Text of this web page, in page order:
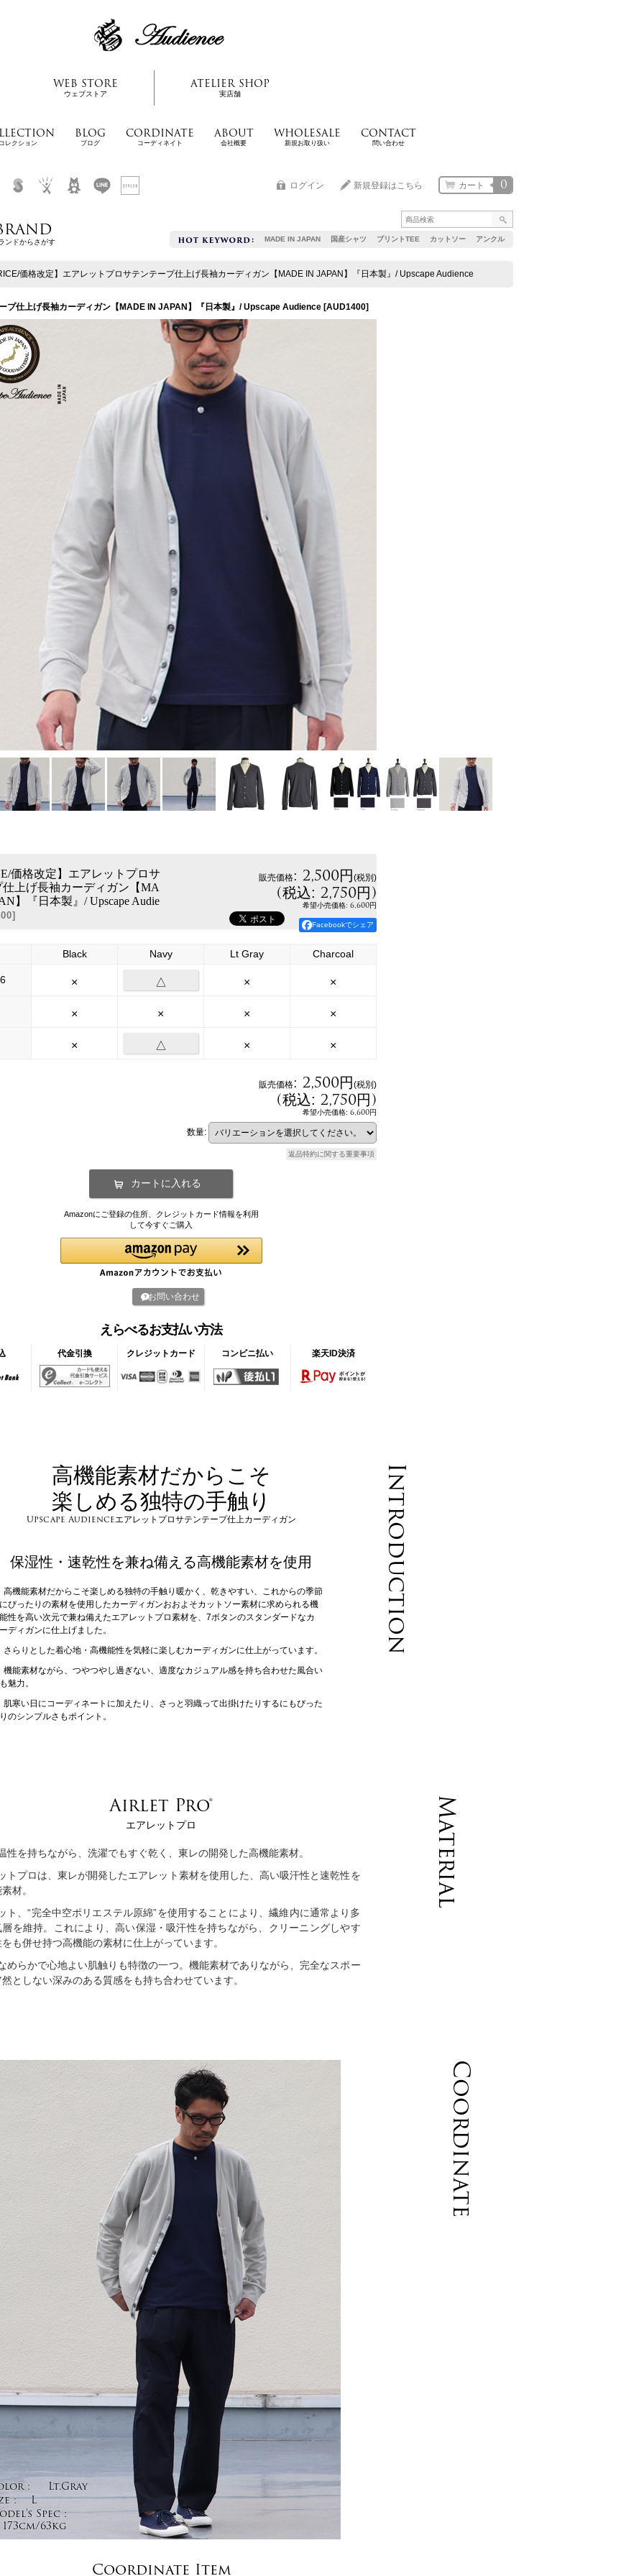
WEB STORE
ウェブストア
ATELIER SHOP
実店舗
レクション
BLOG
ブログ
CORDINATE
コーディネイト
ABOUT
会社概要
WHOLESALE
新規お取り扱い
CONTACT
問い合わせ
MADE IN JAPAN 国産シャツ プリントTEE カットソー アンクル
0
カート
ログイン 新規登録はこちら
ンドからさがす
価格改定】エアレットプロサテンテープ仕上げ長袖カーディガン【MADE IN JAPAN】『日本製』/ Upscape Audience
プ仕上げ長袖カーディガン【MADE IN JAPAN】『日本製』/ Upscape Audience [AUD1400]
価格改定】エアレットプロサ
上げ長袖カーディガン【MA
】『日本製』/ Upscape Audie
]
販売価格: 2,500円(税別)
(税込: 2,750円)
希望小売価格: 6,600円
Facebookでシェア
Black Navy Lt Gray Charcoal
× △ × ×
× × × ×
× △ × ×
販売価格: 2,500円(税別)
(税込: 2,750円)
希望小売価格: 6,600円
数量:
返品特約に関する重要事項
Amazonにご登録の住所、クレジットカード情報を利用
して今すぐご購入
お問い合わせ
えらべるお支払い方法
代金引換 クレジットカード コンビニ払い 楽天ID決済
Introduction
高機能素材だからこそ
楽しめる独特の手触り
Upscape Audienceエアレットプロサテンテープ仕上カーディガン
保湿性・速乾性を兼ね備える高機能素材を使用
高機能素材だからこそ楽しめる独特の手触り暖かく、乾きやすい、これからの季節
にぴったりの素材を使用したカーディガンおおよそカットソー素材に求められる機
能性を高い次元で兼ね備えたエアレットプロ素材を、7ボタンのスタンダードなカ
ーディガンに仕上げました。
さらりとした着心地・高機能性を気軽に楽しむカーディガンに仕上がっています。
機能素材ながら、つやつやし過ぎない、適度なカジュアル感を持ち合わせた風合い
も魅力。
肌寒い日にコーディネートに加えたり、さっと羽織って出掛けたりするにもぴった
りのシンプルさもポイント。
Material
Airlet Pro®
エアレットプロ
性を持ちながら、洗濯でもすぐ乾く、東レの開発した高機能素材。
トプロは、東レが開発したエアレット素材を使用した、高い吸汗性と速乾性を
材。
ト、“完全中空ポリエステル原綿”を使用することにより、繊維内に通常より多
を維持。これにより、高い保湿・吸汗性を持ちながら、クリーニングしやす
も併せ持つ高機能の素材に仕上がっています。
めらかで心地よい肌触りも特徴の一つ。機能素材でありながら、完全なスポー
としない深みのある質感をも持ち合わせています。
Coordinate
:
Lt.Gray
:
L
Spec :
173cm/63kg
Coordinate Item